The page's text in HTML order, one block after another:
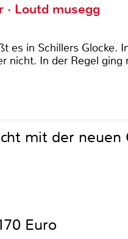
Loutd musegg
es in Schillers Glocke.
nicht. In der Regel ging
mit der neuen
Euro